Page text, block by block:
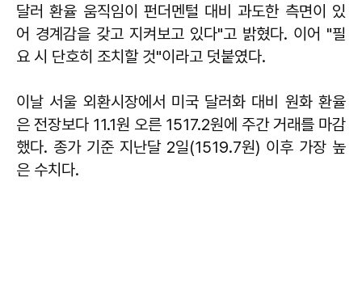
달러 환율 움직임이 펀더멘털 대비 과도한 측면이 있
어 경계감을 갖고 지켜보고 있다"고 밝혔다. 이어 "필
요 시 단호히 조치할 것"이라고 덧붙였다.
이날 서울 외환시장에서 미국 달러화 대비 원화 환율
은 전장보다 11.1원 오른 1517.2원에 주간 거래를 마감
했다. 종가 기준 지난달 2일(1519.7원) 이후 가장 높
은 수치다.